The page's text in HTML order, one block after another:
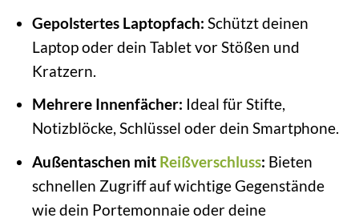
Gepolstertes Laptopfach: Schützt deinen
Laptop oder dein Tablet vor Stößen und
Kratzern.
Mehrere Innenfächer: Ideal für Stifte,
Notizblöcke, Schlüssel oder dein Smartphone.
Außentaschen mit Reißverschluss: Bieten
schnellen Zugriff auf wichtige Gegenstände
wie dein Portemonnaie oder deine